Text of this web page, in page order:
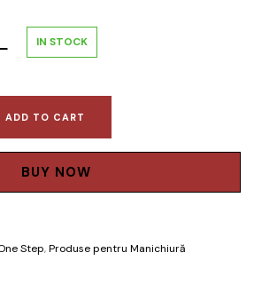
IN STOCK
ADD TO CART
BUY NOW
Step,Produse pentru Manichiură